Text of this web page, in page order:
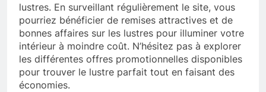
lustres. En surveillant régulièrement le site, vous
pourriez bénéficier de remises attractives et de
bonnes affaires sur les lustres pour illuminer votre
intérieur à moindre coût. N’hésitez pas à explorer
les différentes offres promotionnelles disponibles
pour trouver le lustre parfait tout en faisant des
économies.